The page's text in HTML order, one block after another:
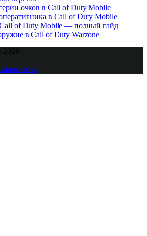
очков в Call of Duty Mobile
в Call of Duty Mobile
of Duty Mobile — полный гайд
в Call of Duty Warzone
2026